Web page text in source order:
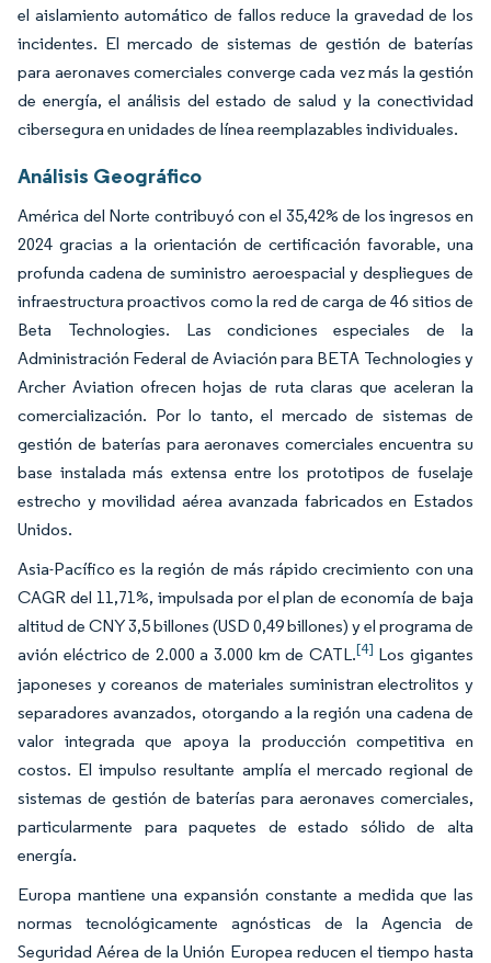
el aislamiento automático de fallos reduce la gravedad de los
incidentes. El mercado de sistemas de gestión de baterías
para aeronaves comerciales converge cada vez más la gestión
de energía, el análisis del estado de salud y la conectividad
cibersegura en unidades de línea reemplazables individuales.
Análisis Geográfico
América del Norte contribuyó con el 35,42% de los ingresos en
2024 gracias a la orientación de certificación favorable, una
profunda cadena de suministro aeroespacial y despliegues de
infraestructura proactivos como la red de carga de 46 sitios de
Beta Technologies. Las condiciones especiales de la
Administración Federal de Aviación para BETA Technologies y
Archer Aviation ofrecen hojas de ruta claras que aceleran la
comercialización. Por lo tanto, el mercado de sistemas de
gestión de baterías para aeronaves comerciales encuentra su
base instalada más extensa entre los prototipos de fuselaje
estrecho y movilidad aérea avanzada fabricados en Estados
Unidos.
Asia-Pacífico es la región de más rápido crecimiento con una
CAGR del 11,71%, impulsada por el plan de economía de baja
altitud de CNY 3,5 billones (USD 0,49 billones) y el programa de
avión eléctrico de 2.000 a 3.000 km de CATL.[4] Los gigantes
japoneses y coreanos de materiales suministran electrolitos y
separadores avanzados, otorgando a la región una cadena de
valor integrada que apoya la producción competitiva en
costos. El impulso resultante amplía el mercado regional de
sistemas de gestión de baterías para aeronaves comerciales,
particularmente para paquetes de estado sólido de alta
energía.
Europa mantiene una expansión constante a medida que las
normas tecnológicamente agnósticas de la Agencia de
Seguridad Aérea de la Unión Europea reducen el tiempo hasta